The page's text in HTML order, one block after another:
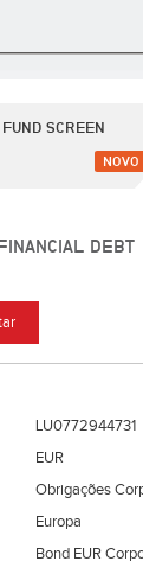
FUND SCREEN
NOVO
DEBT
LU0772944731
EUR
Obrigações
Europa
Bond EUR